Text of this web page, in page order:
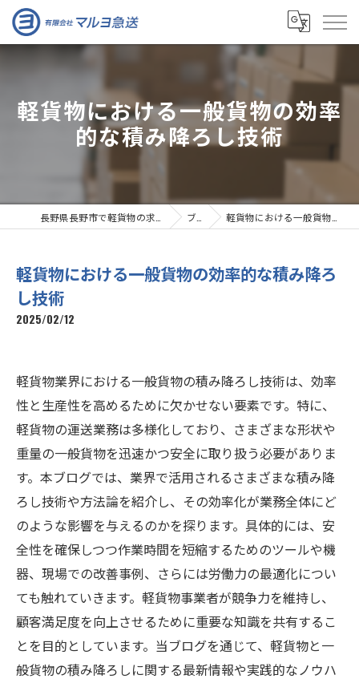
軽貨物における一般貨物の効率
的な積み降ろし技術
ブログ 軽貨物における一般貨物の効率的な積み降ろし技術
軽貨物における一般貨物の効率的な積み降ろ
し技術
2025/02/12
軽貨物業界における一般貨物の積み降ろし技術は、効率
性と生産性を高めるために欠かせない要素です。特に、
軽貨物の運送業務は多様化しており、さまざまな形状や
重量の一般貨物を迅速かつ安全に取り扱う必要がありま
す。本ブログでは、業界で活用されるさまざまな積み降
ろし技術や方法論を紹介し、その効率化が業務全体にど
のような影響を与えるのかを探ります。具体的には、安
全性を確保しつつ作業時間を短縮するためのツールや機
器、現場での改善事例、さらには労働力の最適化につい
ても触れていきます。軽貨物事業者が競争力を維持し、
顧客満足度を向上させるために重要な知識を共有するこ
とを目的としています。当ブログを通じて、軽貨物と一
般貨物の積み降ろしに関する最新情報や実践的なノウハ